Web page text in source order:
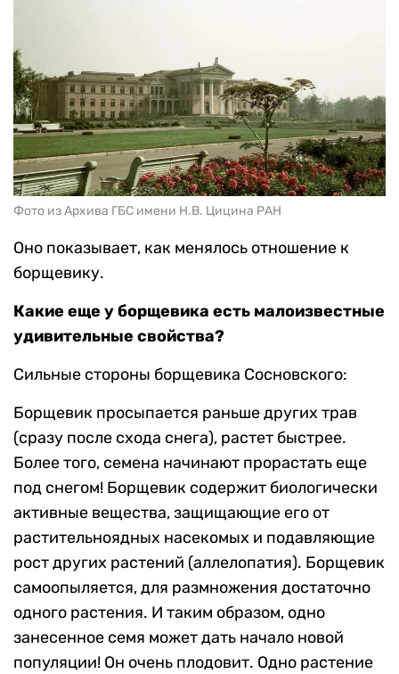
Фото из Архива ГБС имени Н.В. Цицина РАН
Оно показывает, как менялось отношение к
борщевику.
Какие еще у борщевика есть малоизвестные
удивительные свойства?
Сильные стороны борщевика Сосновского:
Борщевик просыпается раньше других трав
(сразу после схода снега), растет быстрее.
Более того, семена начинают прорастать еще
под снегом! Борщевик содержит биологически
активные вещества, защищающие его от
растительноядных насекомых и подавляющие
рост других растений (аллелопатия). Борщевик
самоопыляется, для размножения достаточно
одного растения. И таким образом, одно
занесенное семя может дать начало новой
популяции! Он очень плодовит. Одно растение